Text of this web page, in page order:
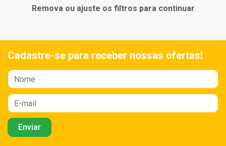
Remova ou ajuste os filtros para continuar
Cadastre-se para receber nossas ofertas!